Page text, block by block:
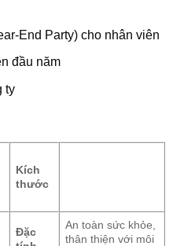
End Party) cho nhân viên
đầu năm
ty
Kích
thước
Đặc
An toàn sức khỏe,
thân thiện với môi